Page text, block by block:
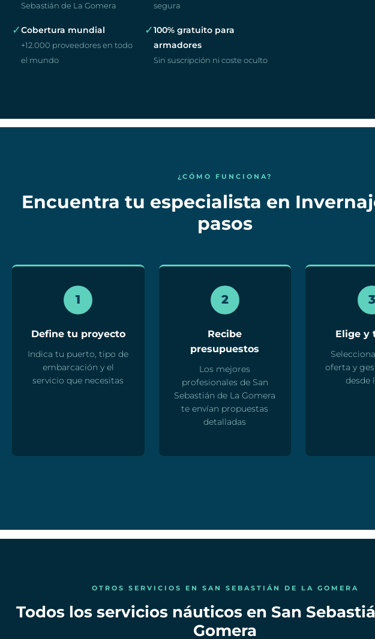
Sebastián de La Gomera
segura
✓Cobertura mundial
+12.000 proveedores en todo
el mundo
✓100% gratuito para
armadores
Sin suscripción ni coste oculto
¿CÓMO FUNCIONA?
Encuentra tu especialista en
pasos
1
Define tu proyecto
Indica tu puerto, tipo de
embarcación y el
servicio que necesitas
2
Recibe
presupuestos
Los mejores
profesionales de San
Sebastián de La Gomera
te envían propuestas
detalladas
3
Elige y
oferta y
desde
OTROS SERVICIOS EN SAN SEBASTIÁN DE LA GOMERA
Todos los servicios náuticos en San
Gomera